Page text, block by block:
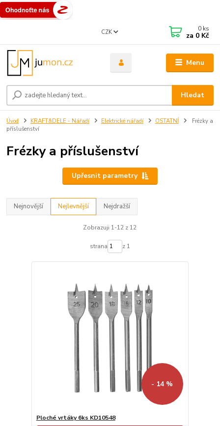
Menu
CZK
Hledat
0 ks
za 0 Kč
Úvod KRAFT&DELE - Nářadí Elektrické nářadí OSTATNÍ
Frézky a
příslušenství
Frézky a příslušenství
Upřesnit parametry
Nejnovější Nejlevnější Nejdražší
Zobrazuji 1-12 z 12
strana z 1
- 14 %
Ploché vrtáky 6ks KD10548